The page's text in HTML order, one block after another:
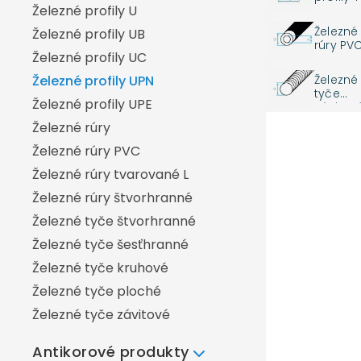
Hliníkový profil U
Hliníkové rúry
Hliníkové rúry štvorhranné
Hliníkové tyče štvorhranné
Hliníkové tyče šesťhranné
Hliníkové tyče kruhové
Hliníkové tyče kruhové liate
Hliníkové tyče kruhové ťahané
Hliníkové tyče ploché
Železné profily U
Železné profily UB
Železné profily UC
Železné profily UPN
Železné profily UPE
Železné rúry
Železné rúry PVC
Železné rúry tvarované L
Železné rúry štvorhranné
Železné tyče štvorhranné
Železné tyče šesťhranné
Železné tyče kruhové
Železné tyče ploché
Železné tyče závitové
Antikorové produkty
Železné
rúry PVC
Železné
tyče
závitové